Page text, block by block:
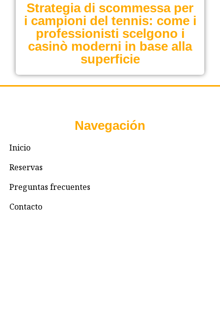
Strategia di scommessa per
i campioni del tennis: come i
professionisti scelgono i
casinò moderni in base alla
superficie
Navegación
Inicio
Reservas
Preguntas frecuentes
Contacto